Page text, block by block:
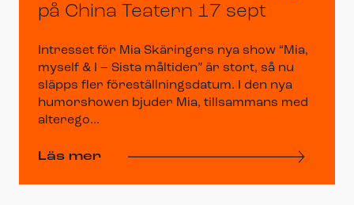
på China Teatern 17 sept
Intresset för Mia Skäringers nya show “Mia,
myself & I – Sista måltiden” är stort, så nu
släpps fler föreställningsdatum. I den nya
humorshowen bjuder Mia, tillsammans med
alterego...
Läs mer